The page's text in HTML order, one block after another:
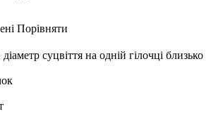
Порівняти
суцвіття на одній гілочці близько